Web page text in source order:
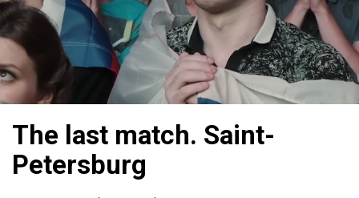
The last match. Saint-
Petersburg